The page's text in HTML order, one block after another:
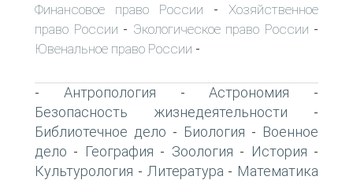
Финансовое право России - Хозяйственное
право России - Экологическое право России -
Ювенальное право России -
- Антропология -Астрономия -
Безопасность жизнедеятельности -
Библиотечное дело - Биология - Военное
дело - География - Зоология - История -
Культурология - Литература - Математика